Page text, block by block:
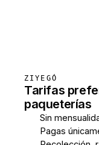
ZIYEGÓ
Tarifas
paqueterías
Sin
Pagas